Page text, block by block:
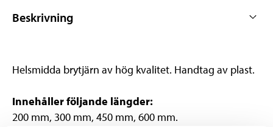
Beskrivning
Helsmidda brytjärn av hög kvalitet. Handtag av plast.
Innehåller följande längder:
200 mm, 300 mm, 450 mm, 600 mm.